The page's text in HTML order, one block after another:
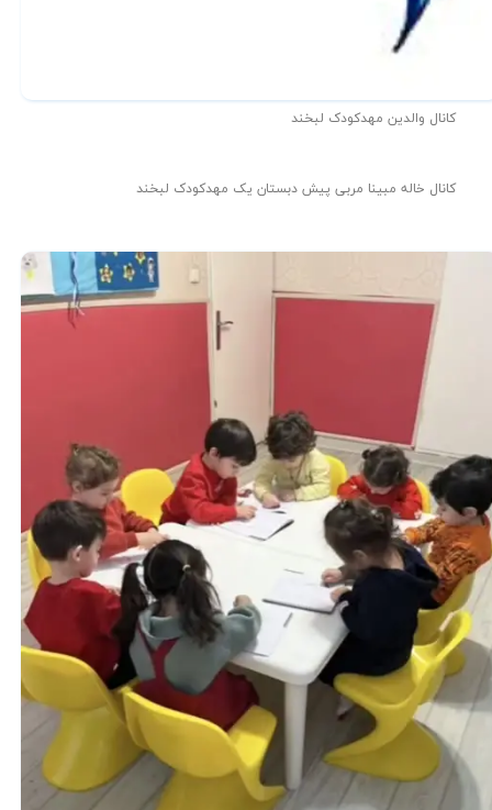
کانال والدین مهدکودک لبخند
کانال خاله مبینا مربی پیش دبستان یک مهدکودک لبخند